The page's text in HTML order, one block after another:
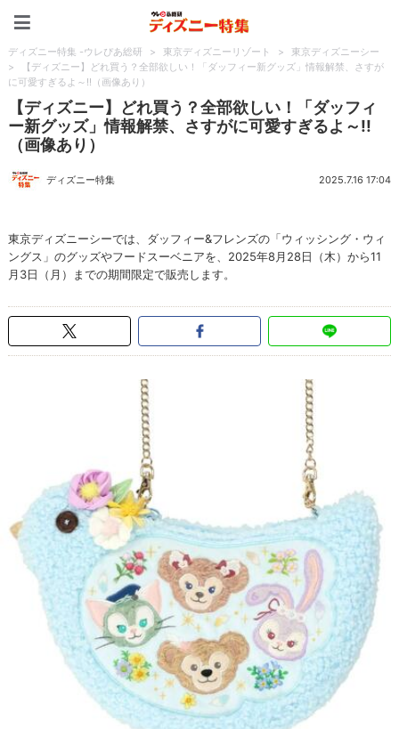
ディズニー特集 -ウレぴあ総研 > 東京ディズニーリゾート >
東京ディズニーシー
>
【ディズニー】どれ買う？全部欲しい！「ダッフィー新グッズ」情報解禁、さすが
に可愛すぎるよ～!!（画像あり）
【ディズニー】どれ買う？全部欲しい！「ダッフィ
ー新グッズ」情報解禁、さすがに可愛すぎるよ～!!
（画像あり）
ディズニー特集 2025.7.16 17:04
東京ディズニーシーでは、ダッフィー&フレンズの「ウィッシング・ウィ
ングス」のグッズやフードスーベニアを、2025年8月28日（木）から11
月3日（月）までの期間限定で販売します。